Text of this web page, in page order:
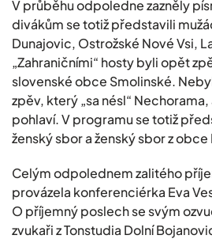
V průběhu odpoledne zazněly
divákům se totiž představili
Dunajovic, Ostrožské Nové Vsi,
„Zahraničními“ hosty byli opět
slovenské obce Smolinské.
zpěv, který „sa nésl“
pohlaví. V programu se totiž
ženský sbor a ženský sbor z obce
Celým odpolednem zalitého
provázela konferenciérka Eva
O příjemný poslech se svým
zvukaři z Tonstudia Dolní